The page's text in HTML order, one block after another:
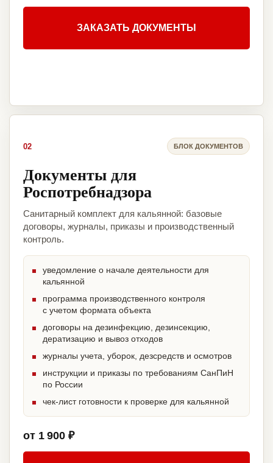
ЗАКАЗАТЬ ДОКУМЕНТЫ
02 БЛОК ДОКУМЕНТОВ
Документы для
Роспотребнадзора
Санитарный комплект для кальянной: базовые
договоры, журналы, приказы и производственный
контроль.
уведомление о начале деятельности для
кальянной
программа производственного контроля
с учетом формата объекта
договоры на дезинфекцию, дезинсекцию,
дератизацию и вывоз отходов
журналы учета, уборок, дезсредств и осмотров
инструкции и приказы по требованиям СанПиН
по России
чек-лист готовности к проверке для кальянной
от 1 900 ₽